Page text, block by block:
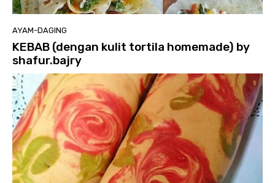
AYAM-DAGING
KEBAB (dengan kulit tortila homemade) by
shafur.bajry